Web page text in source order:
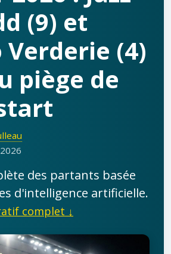
(9) et
(4)
piège de
des partants basée
d'intelligence artificielle.
complet ↓